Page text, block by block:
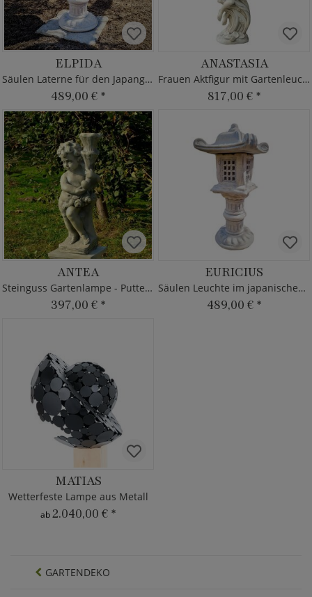
ELPIDA
Säulen Laterne für den Japangarten
489,00 € *
ANASTASIA
Frauen Aktfigur mit Gartenleuchte
817,00 € *
ANTEA
Steinguss Gartenlampe - Puttenfigur
397,00 € *
EURICIUS
Säulen Leuchte im japanischen Design
489,00 € *
MATIAS
Wetterfeste Lampe aus Metall
ab2.040,00 € *
GARTENDEKO